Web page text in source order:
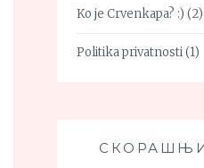
Ko je Crvenkapa? :) (2)
Politika privatnosti(1)